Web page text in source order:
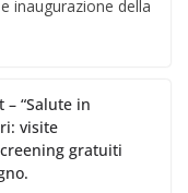
inaugurazione della
“Salute in
visite
gratuiti